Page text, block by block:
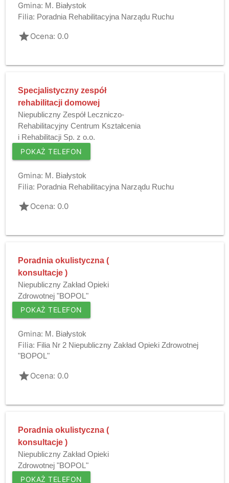
Gmina: M. Białystok
Filia: Poradnia Rehabilitacyjna Narządu Ruchu
gradeOcena: 0.0
Specjalistyczny zespół
rehabilitacji domowej
Niepubliczny Zespół Leczniczo-
Rehabilitacyjny Centrum Kształcenia
i Rehabilitacji Sp. z o.o.
POKAŻ TELEFON
Gmina: M. Białystok
Filia: Poradnia Rehabilitacyjna Narządu Ruchu
gradeOcena: 0.0
Poradnia okulistyczna (
konsultacje )
Niepubliczny Zakład Opieki
Zdrowotnej "BOPOL"
POKAŻ TELEFON
Gmina: M. Białystok
Filia: Filia Nr 2 Niepubliczny Zakład Opieki Zdrowotnej
"BOPOL"
gradeOcena: 0.0
Poradnia okulistyczna (
konsultacje )
Niepubliczny Zakład Opieki
Zdrowotnej "BOPOL"
POKAŻ TELEFON